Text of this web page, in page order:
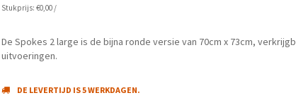
Stukprijs: €0,00 /
De Spokes 2 large is de bijna ronde versie van 70cm x 73cm,
uitvoeringen.
DE LEVERTIJD IS 5 WERKDAGEN.